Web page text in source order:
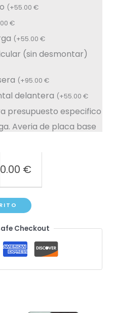
(+55.00€
€
(+55.00€
(sin desmontar)
(+95.00€
delantera (+55.00€
presupuesto especifico
Averia de placa base
0.00 €
Checkout